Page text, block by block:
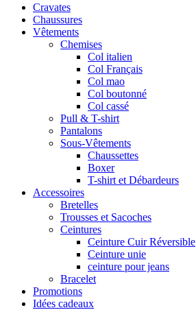
Cravates
Chaussures
Vêtements
Chemises
Col italien
Col Français
Col mao
Col boutonné
Col cassé
Pull & T-shirt
Pantalons
Sous-Vêtements
Chaussettes
Boxer
T-shirt et Débardeurs
Accessoires
Bretelles
Trousses et Sacoches
Ceintures
Ceinture Cuir Réversible
Ceinture unie
ceinture pour jeans
Bracelet
Promotions
Idées cadeaux